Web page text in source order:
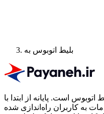
بلیط اتوبوس به
اتوبوس است. پایانه از ابتدا با
به کاربران راه‌اندازی شده